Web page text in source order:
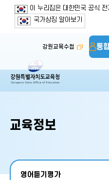
본문
주메뉴
보조메뉴
푸터
이 누리집은 대한민국 공식
국가상징 알아보기
강원교육수첩 통
교육정보
영어듣기평가